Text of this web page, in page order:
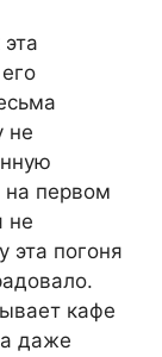
не
на первом
не
эта погоня
кафе
даже